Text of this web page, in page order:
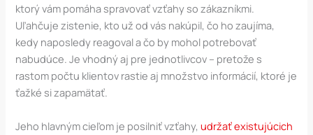
ktorý vám pomáha spravovať vzťahy so zákazníkmi.
Uľahčuje zistenie, kto už od vás nakúpil, čo ho zaujíma,
kedy naposledy reagoval a čo by mohol potrebovať
nabudúce. Je vhodný aj pre jednotlivcov – pretože s
rastom počtu klientov rastie aj množstvo informácií, ktoré je
ťažké si zapamätať.
Jeho hlavným cieľom je posilniť vzťahy,udržať existujúcich